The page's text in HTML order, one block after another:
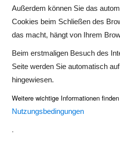
Außerdem können Sie das
Cookies beim Schließen des
das macht, hängt von Ihrem
Beim erstmaligen Besuch des
Seite werden Sie automatisch
hingewiesen.
Weitere wichtige Informationen
Nutzungsbedingungen
.